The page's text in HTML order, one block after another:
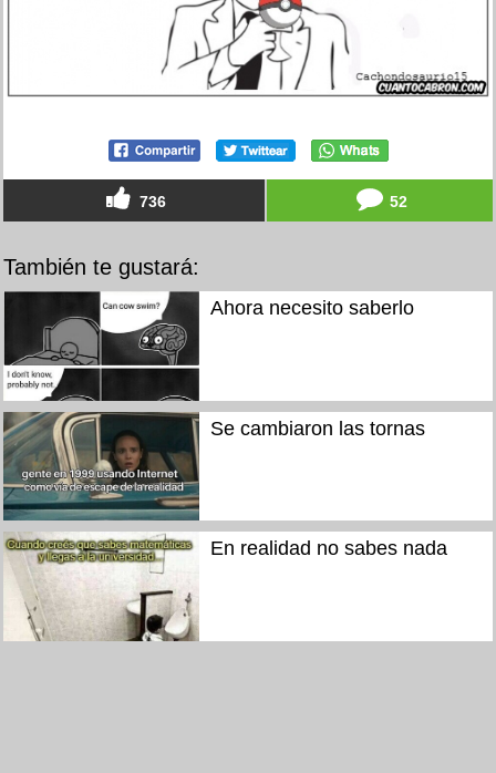
736 52
También te gustará:
Ahora necesito saberlo
Se cambiaron las tornas
En realidad no sabes nada